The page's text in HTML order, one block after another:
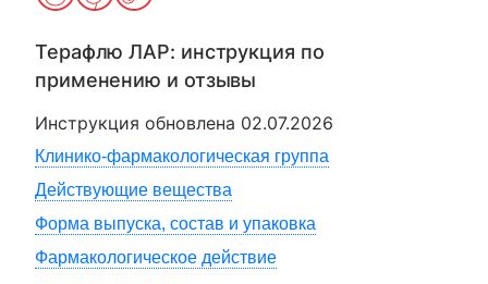
Терафлю ЛАР: инструкция по
применению и отзывы
Инструкция обновлена 02.07.2026
Клинико-фармакологическая группа
Действующие вещества
Форма выпуска, состав и упаковка
Фармакологическое действие